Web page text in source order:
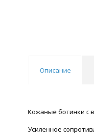
Описание
Кожаные ботинки с
Усиленное